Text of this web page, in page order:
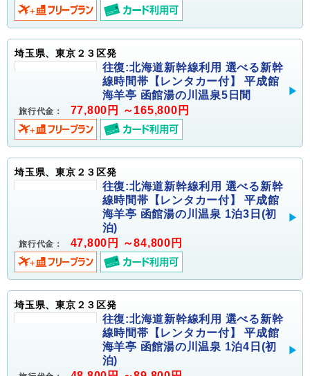
埼玉県、東京２３区発
往復:北海道新幹線利用 選べる新幹
線時間帯【レンタカー付】 平成館
海羊亭 函館湯の川温泉5日間
旅行代金： 77,800円 ～165,800円
埼玉県、東京２３区発
往復:北海道新幹線利用 選べる新幹
線時間帯【レンタカー付】 平成館
海羊亭 函館湯の川温泉 1泊3日(初
泊)
旅行代金： 47,800円 ～84,800円
埼玉県、東京２３区発
往復:北海道新幹線利用 選べる新幹
線時間帯【レンタカー付】 平成館
海羊亭 函館湯の川温泉 1泊4日(初
泊)